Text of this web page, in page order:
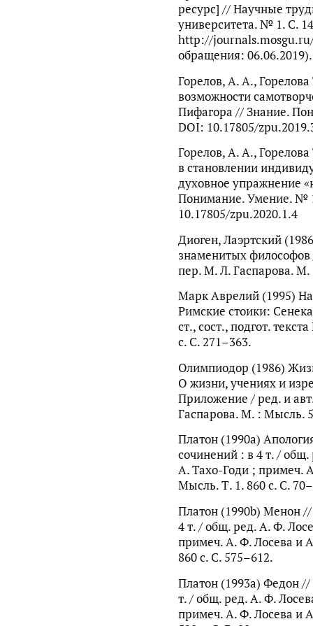
ресурс] // Научные
университета. № 1. С.
http://
обращения:
Горелов, А. А.,
возможности
Пифагора // Знание.
DOI: 10.17805/
Горелов, А. А.,
в становлении
духовное упражнение
Понимание. Умение. №
10.17805/zpu.2020.1.4
Диоген, Лаэртский
знаменитых философов
пер. М. Л. Гаспарова.
Марк Аврелий (1995)
Римские стоики:
ст., сост., подгот.
с. С. 271–363.
Олимпиодор (1986)
О жизни, учениях и
Приложение / ред. и
Гаспарова. М. : Мысль.
Платон (1990a)
сочинений : в 4 т. /
А. Тахо-Годи ; примеч.
Мысль. Т. 1. 860 с. С.
Платон (1990b) Менон
4 т. / общ. ред. А. Ф.
примеч. А. Ф. Лосева и
860 с. С. 575–612.
Платон (1993а) Федон
т. / общ. ред. А. Ф.
примеч. А. Ф. Лосева и